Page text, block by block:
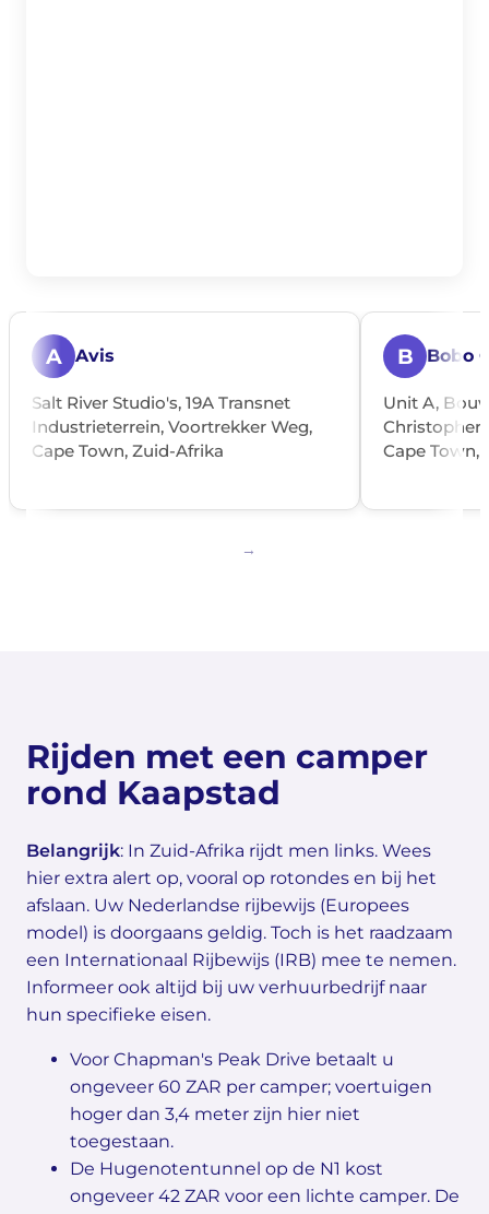
A Avis
Salt River Studio's, 19A Transnet
Industrieterrein, Voortrekker Weg,
Cape Town, Zuid-Afrika
B Bobo
Unit A,
Christopher
Cape Town,
Rijden met een camper
rond Kaapstad
Belangrijk: In Zuid-Afrika rijdt men links. Wees
hier extra alert op, vooral op rotondes en bij het
afslaan. Uw Nederlandse rijbewijs (Europees
model) is doorgaans geldig. Toch is het raadzaam
een Internationaal Rijbewijs (IRB) mee te nemen.
Informeer ook altijd bij uw verhuurbedrijf naar
hun specifieke eisen.
Voor Chapman's Peak Drive betaalt u
ongeveer 60 ZAR per camper; voertuigen
hoger dan 3,4 meter zijn hier niet
toegestaan.
De Hugenotentunnel op de N1 kost
ongeveer 42 ZAR voor een lichte camper. De